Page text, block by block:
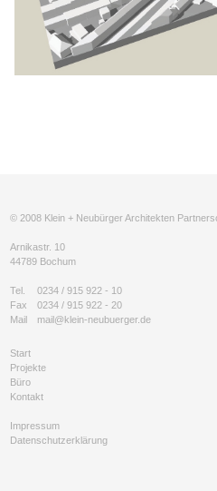
© 2008 Klein + Neubürger Architekten
Arnikastr. 10
44789 Bochum
Tel.
0234 / 915 922 - 10
Fax
0234 / 915 922 - 20
Mail
mail@klein-neubuerger.de
Start
Projekte
Büro
Kontakt
Impressum
Datenschutzerklärung